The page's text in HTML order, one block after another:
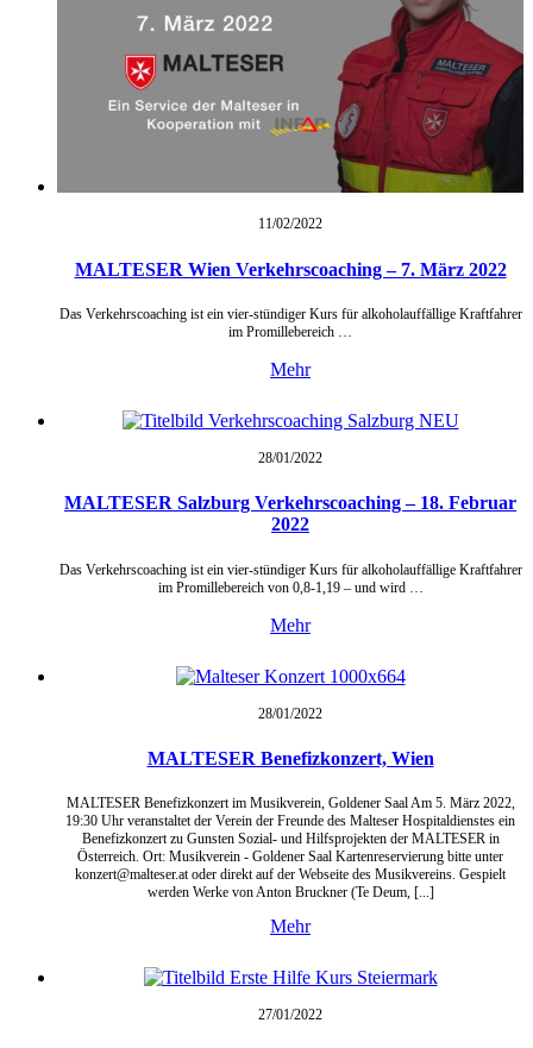
11/02/2022
MALTESER Wien Verkehrscoaching – 7. März 2022
Das Verkehrscoaching ist ein vier-stündiger Kurs für alkoholauffällige Kraftfahrer
im Promillebereich …
Mehr
28/01/2022
MALTESER Salzburg Verkehrscoaching – 18. Februar
2022
Das Verkehrscoaching ist ein vier-stündiger Kurs für alkoholauffällige Kraftfahrer
im Promillebereich von 0,8-1,19 – und wird …
Mehr
28/01/2022
MALTESER Benefizkonzert, Wien
MALTESER Benefizkonzert im Musikverein, Goldener Saal Am 5. März 2022,
19:30 Uhr veranstaltet der Verein der Freunde des Malteser Hospitaldienstes ein
Benefizkonzert zu Gunsten Sozial- und Hilfsprojekten der MALTESER in
Österreich. Ort: Musikverein - Goldener Saal Kartenreservierung bitte unter
konzert@malteser.at oder direkt auf der Webseite des Musikvereins. Gespielt
werden Werke von Anton Bruckner (Te Deum, [...]
Mehr
27/01/2022